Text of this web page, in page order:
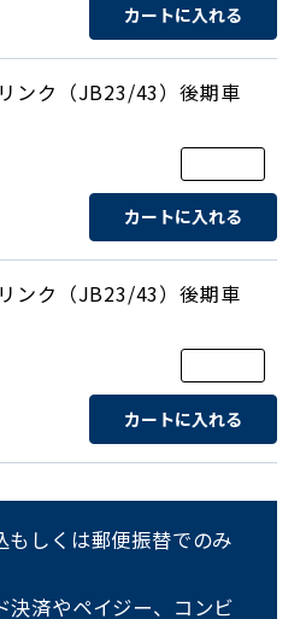
カートに入れる
ンク（JB23/43）後期車
カートに入れる
ンク（JB23/43）後期車
カートに入れる
もしくは郵便振替でのみ
決済やペイジー、コンビ